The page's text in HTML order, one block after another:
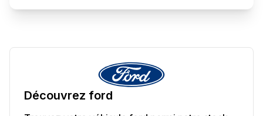
Découvrez ford